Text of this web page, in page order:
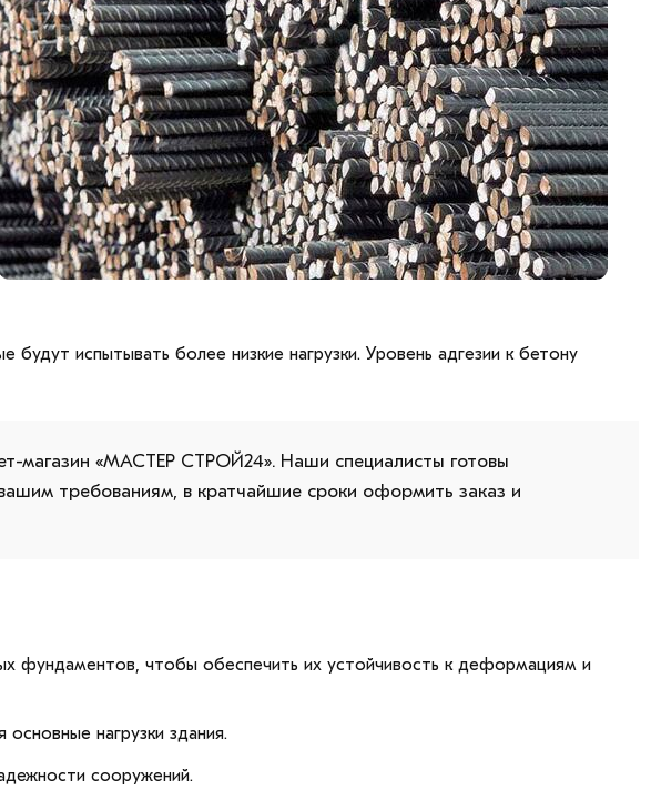
испытывать более низкие нагрузки. Уровень адгезии к бетону
магазин «МАСТЕР СТРОЙ24». Наши специалисты готовы
требованиям, в кратчайшие сроки оформить заказ и
фундаментов, чтобы обеспечить их устойчивость к деформациям и
нагрузки здания.
сооружений.